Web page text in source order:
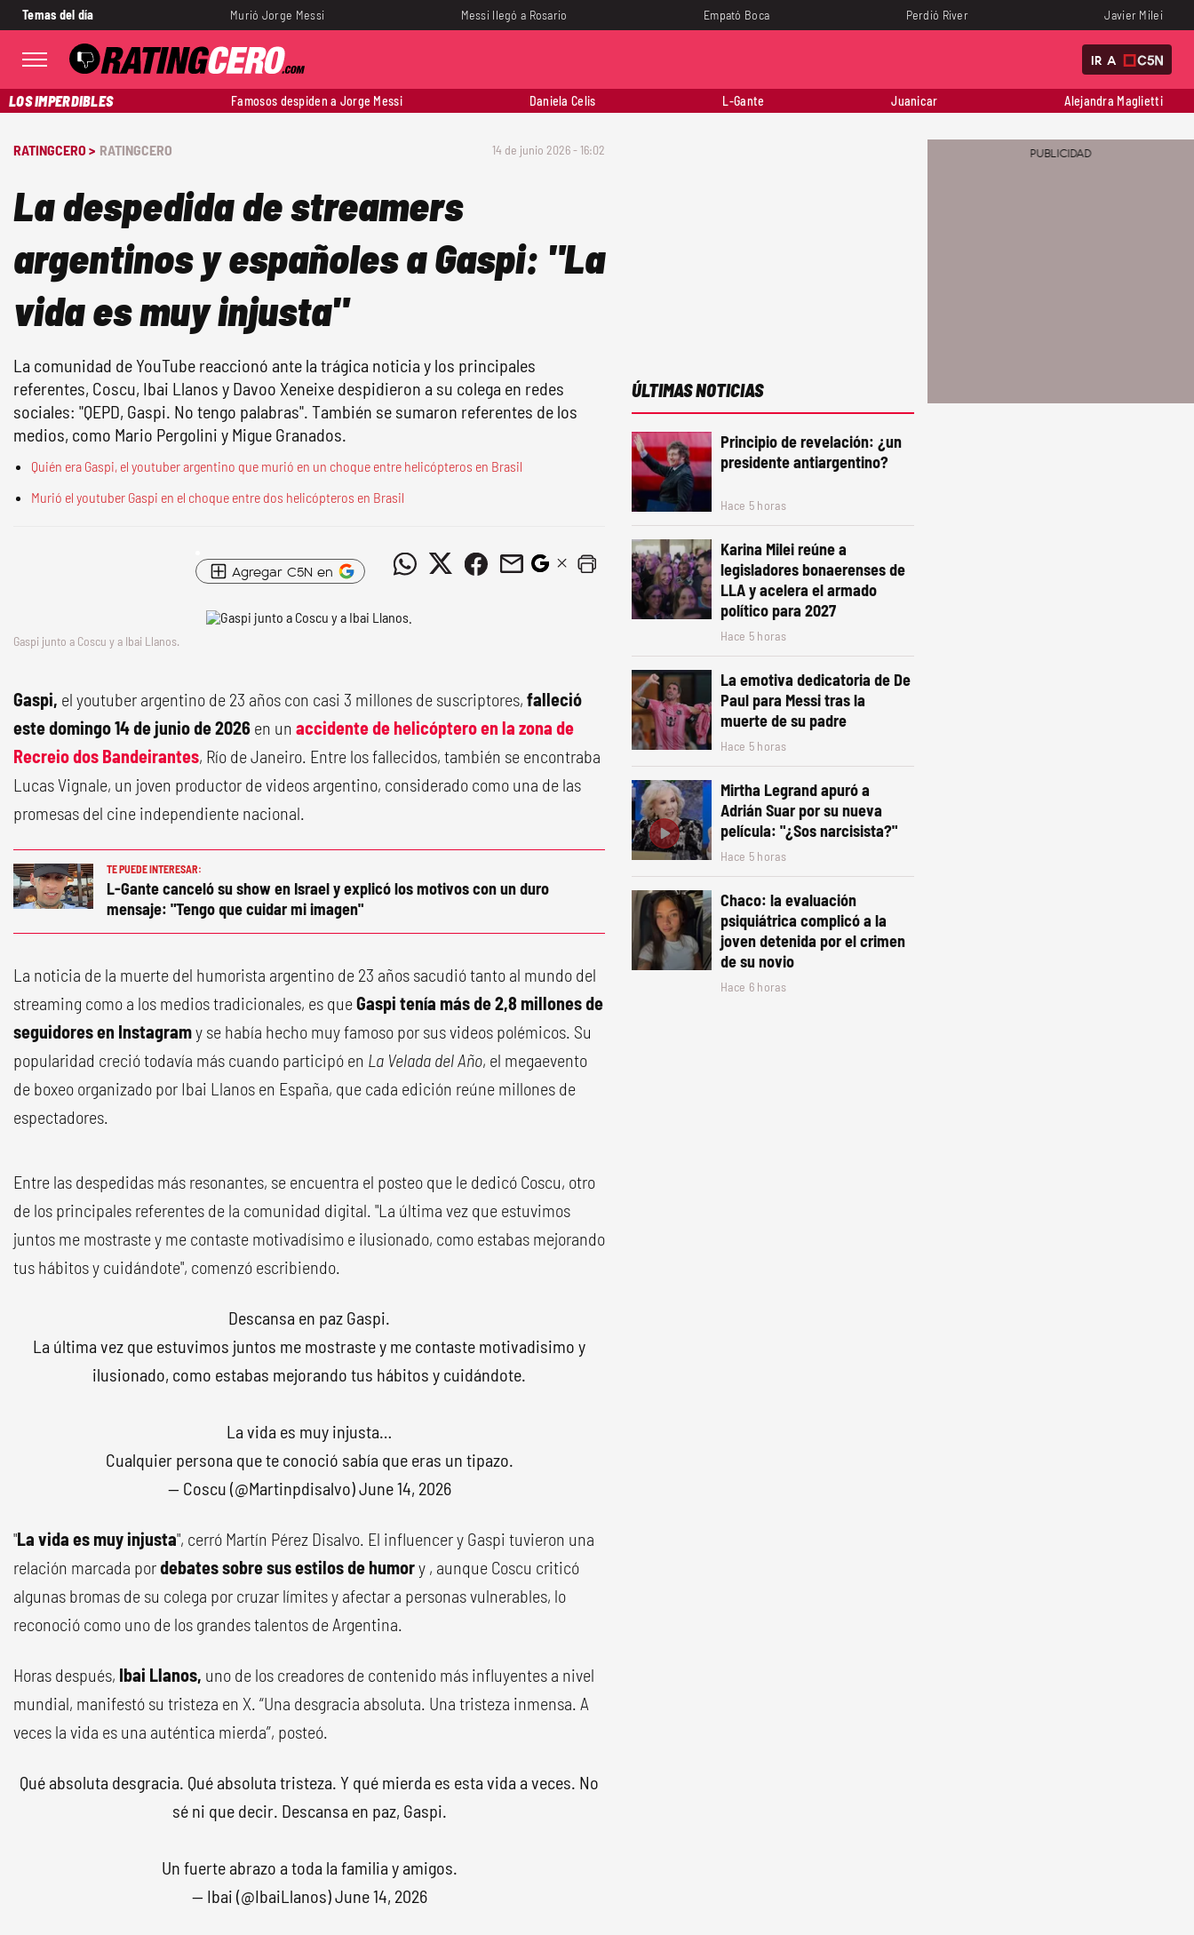
Temas del día Murió Jorge Messi Messi llegó a Rosario Empató Boca Perdió River Javier Milei
IR A
LOS IMPERDIBLES Famosos despiden a Jorge Messi Daniela Celis L-Gante Juanicar Alejandra Maglietti
RATINGCERO > RATINGCERO 14 de junio 2026 - 16:02
La despedida de streamers
argentinos y españoles a Gaspi: "La
vida es muy injusta"
La comunidad de YouTube reaccionó ante la trágica noticia y los principales
referentes, Coscu, Ibai Llanos y Davoo Xeneixe despidieron a su colega en redes
sociales: "QEPD, Gaspi. No tengo palabras". También se sumaron referentes de los
medios, como Mario Pergolini y Migue Granados.
Quién era Gaspi, el youtuber argentino que murió en un choque entre helicópteros en Brasil
Murió el youtuber Gaspi en el choque entre dos helicópteros en Brasil
Agregar C5N en
Gaspi junto a Coscu y a Ibai Llanos.
Gaspi, el youtuber argentino de 23 años con casi 3 millones de suscriptores, falleció
este domingo 14 de junio de 2026 en un accidente de helicóptero en la zona de
Recreio dos Bandeirantes, Río de Janeiro. Entre los fallecidos, también se encontraba
Lucas Vignale, un joven productor de videos argentino, considerado como una de las
promesas del cine independiente nacional.
TE PUEDE INTERESAR:
L-Gante canceló su show en Israel y explicó los motivos con un duro
mensaje: "Tengo que cuidar mi imagen"
La noticia de la muerte del humorista argentino de 23 años sacudió tanto al mundo del
streaming como a los medios tradicionales, es queGaspi tenía más de 2,8 millones de
seguidores en Instagramy se había hecho muy famoso por sus videos polémicos. Su
popularidad creció todavía más cuando participó en La Velada del Año, el megaevento
de boxeo organizado por Ibai Llanos en España, que cada edición reúne millones de
espectadores.
Entre las despedidas más resonantes, se encuentra el posteo que le dedicó Coscu, otro
de los principales referentes de la comunidad digital. "La última vez que estuvimos
juntos me mostraste y me contaste motivadísimo e ilusionado, como estabas mejorando
tus hábitos y cuidándote", comenzó escribiendo.
Descansa en paz Gaspi.
La última vez que estuvimos juntos me mostraste y me contaste motivadisimo y
ilusionado, como estabas mejorando tus hábitos y cuidándote.
La vida es muy injusta…
Cualquier persona que te conoció sabía que eras un tipazo.
— Coscu (@Martinpdisalvo)June 14, 2026
"La vida es muy injusta", cerró Martín Pérez Disalvo. El influencer y Gaspi tuvieron una
relación marcada pordebates sobre sus estilos de humory , aunque Coscu criticó
algunas bromas de su colega por cruzar límites y afectar a personas vulnerables, lo
reconoció como uno de los grandes talentos de Argentina.
Horas después, Ibai Llanos, uno de los creadores de contenido más influyentes a nivel
mundial, manifestó su tristeza en X. “Una desgracia absoluta. Una tristeza inmensa. A
veces la vida es una auténtica mierda”, posteó.
Qué absoluta desgracia. Qué absoluta tristeza. Y qué mierda es esta vida a veces. No
sé ni que decir. Descansa en paz, Gaspi.
Un fuerte abrazo a toda la familia y amigos.
— Ibai (@IbaiLlanos)June 14, 2026
ÚLTIMAS NOTICIAS
Principio de revelación: ¿un
presidente antiargentino?
Hace 5 horas
Karina Milei reúne a
legisladores bonaerenses de
LLA y acelera el armado
político para 2027
Hace 5 horas
La emotiva dedicatoria de De
Paul para Messi tras la
muerte de su padre
Hace 5 horas
Mirtha Legrand apuró a
Adrián Suar por su nueva
película: "¿Sos narcisista?"
Hace 5 horas
Chaco: la evaluación
psiquiátrica complicó a la
joven detenida por el crimen
de su novio
Hace 6 horas